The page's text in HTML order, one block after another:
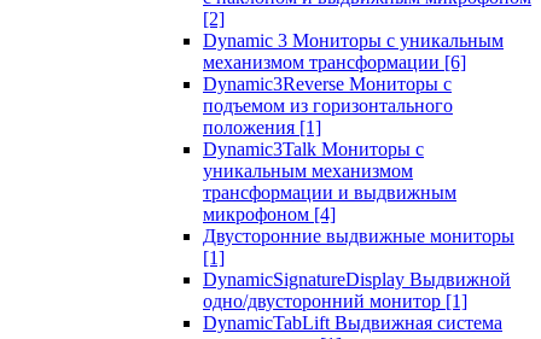
[2]
Dynamic 3 Мониторы с уникальным
механизмом трансформации [6]
Dynamic3Reverse Мониторы с
подъемом из горизонтального
положения [1]
Dynamic3Talk Мониторы с
уникальным механизмом
трансформации и выдвижным
микрофоном [4]
Двусторонние выдвижные мониторы
[1]
DynamicSignatureDisplay Выдвижной
одно/двусторонний монитор [1]
DynamicTabLift Выдвижная система